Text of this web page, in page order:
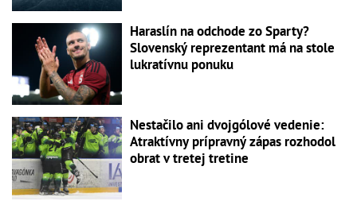
Haraslín na odchode zo Sparty?
Slovenský reprezentant má na stole
lukratívnu ponuku
Nestačilo ani dvojgólové vedenie:
Atraktívny prípravný zápas rozhodol
obrat v tretej tretine